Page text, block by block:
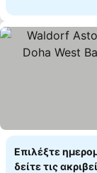
Επιλέξτε
δείτε τις